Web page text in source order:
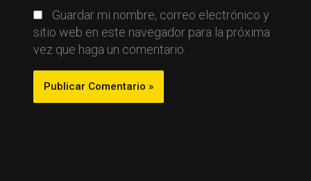
Guardar mi nombre, correo electrónico y
sitio web en este navegador para la próxima
vez que haga un comentario.